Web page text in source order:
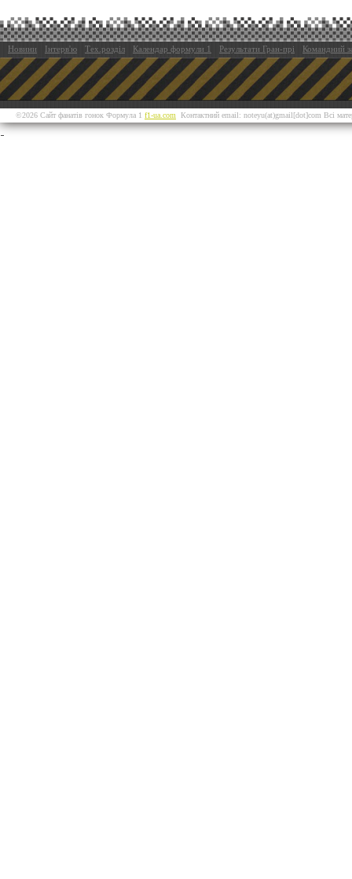
Новини Інтерв'ю Тех.розділ Календар формули 1 Результати Гран-прі Командний
©2026 Сайт фанатів гонок Формула 1 f1-ua.com Контактний email: noteyu(at)gmail[dot]com Всі